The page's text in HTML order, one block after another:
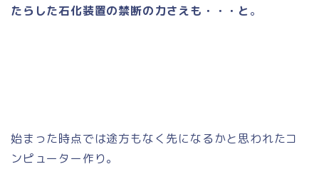
たらした石化装置の禁断の力さえも・・・と 。
始まった時点では途方もなく先になるかと思われたコ
ンピューター作り。